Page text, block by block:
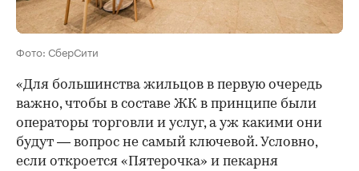
Фото: СберСити
«Для большинства жильцов в первую очередь
важно, чтобы в составе ЖК в принципе были
операторы торговли и услуг, а уж какими они
будут — вопрос не самый ключевой. Условно,
если откроется «Пятерочка» и пекарня